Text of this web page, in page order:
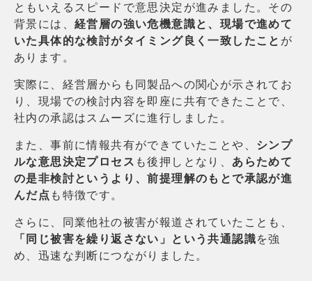
ともいえるスピードで意思決定が進みました。その
背景には、 経営層の強い危機意識と、現場で進めて
いた具体的な検討がタイミング良く一致したこと が
あります。
実際に、経営層からも同製品への関心が示されてお
り、現場での検討内容を即座に共有できたことで、
社内の承認はスムーズに進行しました。
また、事前に情報共有ができていたことや、 シンプ
ルな意思決定プロセス も後押しとなり、 あらためて
の是非検討というより、前提理解のもとで承認が進
んだ点 も特徴です。
さらに、同業他社の被害が報道されていたことも、
「同じ被害を繰り返さない」という共通認識を強
め、迅速な判断につながりました。